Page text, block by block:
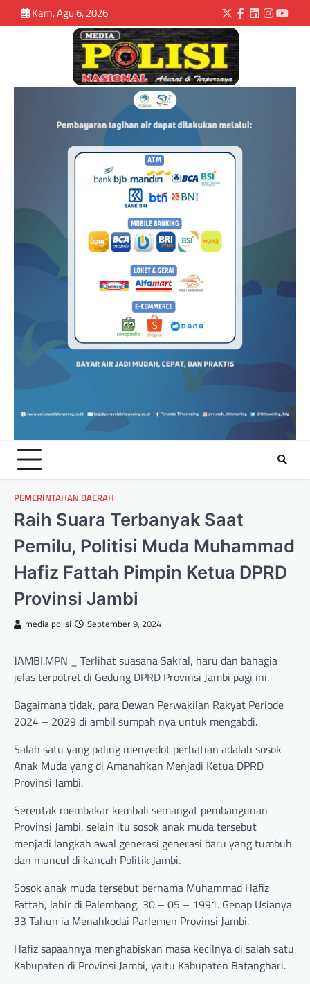
Kam, Agu 6, 2026
PEMERINTAHAN DAERAH
Raih Suara Terbanyak Saat
Pemilu, Politisi Muda Muhammad
Hafiz Fattah Pimpin Ketua DPRD
Provinsi Jambi
media polisi September 9, 2024
JAMBI.MPN _ Terlihat suasana Sakral, haru dan bahagia
jelas terpotret di Gedung DPRD Provinsi Jambi pagi ini.
Bagaimana tidak, para Dewan Perwakilan Rakyat Periode
2024 – 2029 di ambil sumpah nya untuk mengabdi.
Salah satu yang paling menyedot perhatian adalah sosok
Anak Muda yang di Amanahkan Menjadi Ketua DPRD
Provinsi Jambi.
Serentak membakar kembali semangat pembangunan
Provinsi Jambi, selain itu sosok anak muda tersebut
menjadi langkah awal generasi generasi baru yang tumbuh
dan muncul di kancah Politik Jambi.
Sosok anak muda tersebut bernama Muhammad Hafiz
Fattah, lahir di Palembang, 30 – 05 – 1991. Genap Usianya
33 Tahun ia Menahkodai Parlemen Provinsi Jambi.
Hafiz sapaannya menghabiskan masa kecilnya di salah satu
Kabupaten di Provinsi Jambi, yaitu Kabupaten Batanghari.